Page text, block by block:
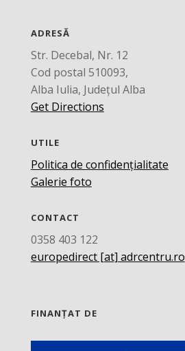
ADRESĂ
Str. Decebal, Nr. 12
Cod postal 510093,
Alba Iulia, Județul Alba
Get Directions
UTILE
Politica de confidențialitate
Galerie foto
CONTACT
0358 403 122
europedirect [at] adrcentru.ro
FINANȚAT DE